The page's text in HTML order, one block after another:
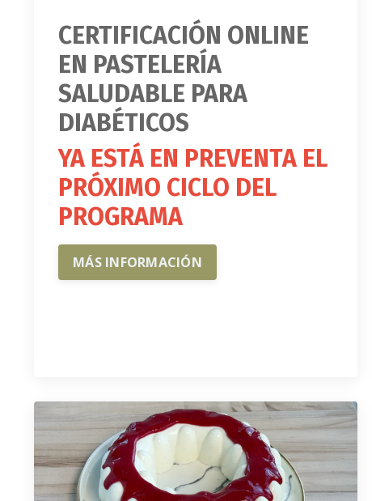
CERTIFICACIÓN ONLINE
EN PASTELERÍA
SALUDABLE PARA
DIABÉTICOS
YA ESTÁ EN PREVENTA EL
PRÓXIMO CICLO DEL
PROGRAMA
MÁS INFORMACIÓN